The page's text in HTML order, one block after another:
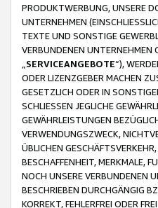
PRODUKTWERBUNG, UNSERE
UNTERNEHMEN
TEXTE UND SONSTIGE
VERBUNDENEN UNTERNEHMEN
SERVICEANGEBOTE“),
ODER LIZENZGEBER MACHEN
GESETZLICH ODER IN
SCHLIESSEN JEGLICHE
GEWÄHRLEISTUNGEN
VERWENDUNGSZWECK,
ÜBLICHEN
BESCHAFFENHEIT, MERKMALE,
NOCH UNSERE VERBUNDENEN
BESCHRIEBEN DURCHGÄNGIG
KORREKT, FEHLERFREI ODER